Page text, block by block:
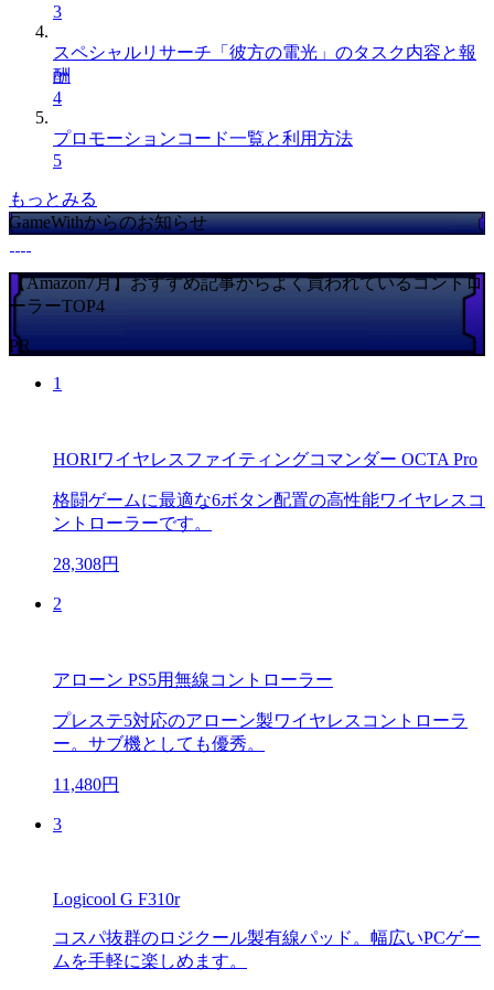
3
スペシャルリサーチ「彼方の電光」のタスク内容と報
酬
4
プロモーションコード一覧と利用方法
5
もっとみる
GameWithからのお知らせ
【Amazon7月】おすすめ記事からよく買われているコントロ
ーラーTOP4
PR
1
HORIワイヤレスファイティングコマンダー OCTA Pro
格闘ゲームに最適な6ボタン配置の高性能ワイヤレスコ
ントローラーです。
28,308円
2
アローン PS5用無線コントローラー
プレステ5対応のアローン製ワイヤレスコントローラ
ー。サブ機としても優秀。
11,480円
3
Logicool G F310r
コスパ抜群のロジクール製有線パッド。幅広いPCゲー
ムを手軽に楽しめます。